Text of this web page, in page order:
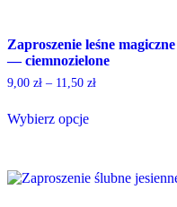
variants.
The
options
may
chosen
product
Zaproszenie leśne magiczne
— ciemnozielone
9,00 zł – 11,50 zł
Wybierz opcje
has
multiple